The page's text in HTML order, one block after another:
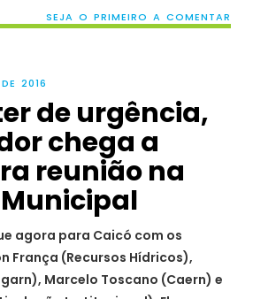
SEJA O PRIMEIRO A COMENTAR
2016
de urgência,
chega a
reunião na
agora para Caicó com os
França (Recursos Hídricos),
Marcelo Toscano (Caern) e